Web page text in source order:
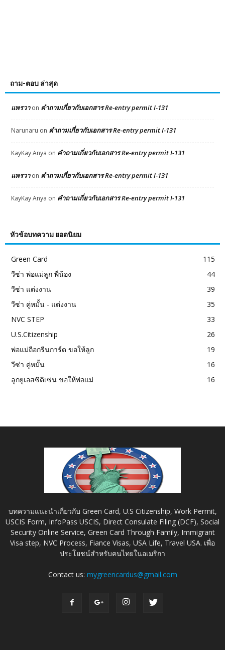
ถาม-ตอบ ล่าสุด
แพรวาon คำถามเกี่ยวกับเอกสาร Re-entry permit I-131
Narunaru on คำถามเกี่ยวกับเอกสาร Re-entry permit I-131
KayKay Anya on คำถามเกี่ยวกับเอกสาร Re-entry permit I-131
แพรวาon คำถามเกี่ยวกับเอกสาร Re-entry permit I-131
KayKay Anya on คำถามเกี่ยวกับเอกสาร Re-entry permit I-131
หัวข้อบทความ ยอดนิยม
Green Card
115
วีซ่า พ่อแม่ลูก พี่น้อง
44
วีซ่า แต่งงาน
39
วีซ่า คู่หมั้น - แต่งงาน
35
NVC STEP
33
U.S.Citizenship
26
พ่อแม่ถือกรีนการ์ด ขอให้ลูก
19
วีซ่า คู่หมั้น
16
ลูกยูเอสซิติเซ่น ขอให้พ่อแม่
16
บทความแนะนำเกี่ยวกับ Green Card, U.S Citizenship, Work Permit,
USCIS Form, InfoPass USCIS, Direct Consulate Filing (DCF), Social
Security Online Service, Green Card Through Family, Immigrant
Visa step, NVC Process, Fiance Visas, USA Life, Travel USA. เพื่อ
ประโยชน์สำหรับคนไทยในอเมริกา
Contact us: mygreencardus@gmail.com